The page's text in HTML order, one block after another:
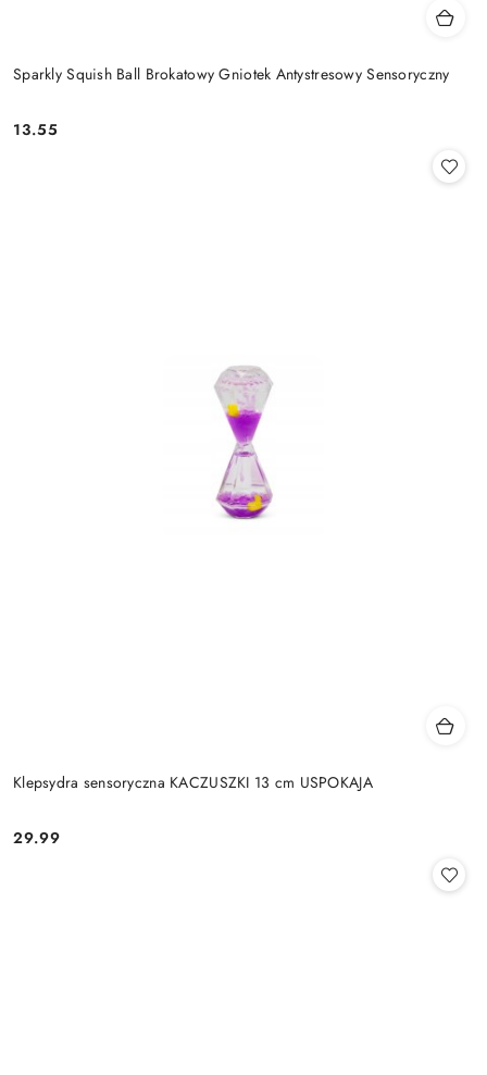
Sparkly Squish Ball Brokatowy Gniotek Antystresowy Sensoryczny
Cena:
13.55
Klepsydra sensoryczna KACZUSZKI 13 cm USPOKAJA
Cena:
29.99